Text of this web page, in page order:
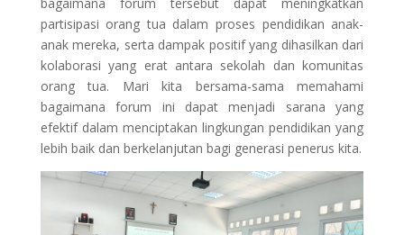
partisipasi orang tua dalam proses pendidikan anak-
anak mereka, serta dampak positif yang dihasilkan dari
kolaborasi yang erat antara sekolah dan komunitas
orang tua. Mari kita bersama-sama memahami
bagaimana forum ini dapat menjadi sarana yang
efektif dalam menciptakan lingkungan pendidikan yang
lebih baik dan berkelanjutan bagi generasi penerus kita.